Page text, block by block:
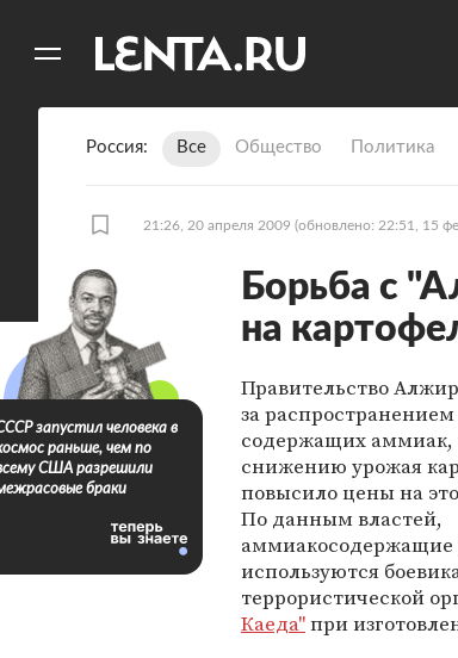
Россия Все Общество Политика
21:26, 20 апреля 2009 (обновлено: 22:51, 15
Борьба с
на
Правительство
за
содержащих аммиак,
снижению урожая
повысило цены на
По данным властей,
аммиакосодержащие
используются
террористической
Каеда"при
запустил человека в
раньше, чем по
США разрешили
браки